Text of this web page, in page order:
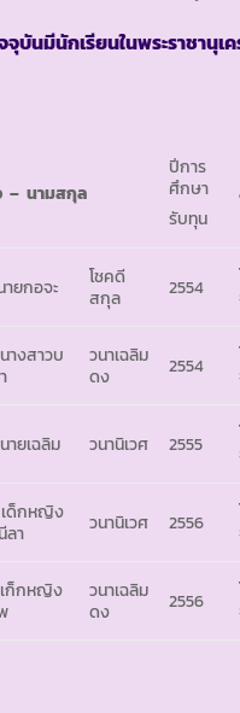
จุบันมีนักเรียนในพระราชานุเ
– นามสกุล
ปีการ
ศึกษา
รับทุน
ายกอจะ
โชคดี
สกุล
2554
างสาวบ
วนาเฉลิม
ดง
2554
ายเฉลิม วนานิเวศ 2555
ด็กหญิง
ลา
วนานิเวศ 2556
ก็กหญิง
วนาเฉลิม
ดง
2556